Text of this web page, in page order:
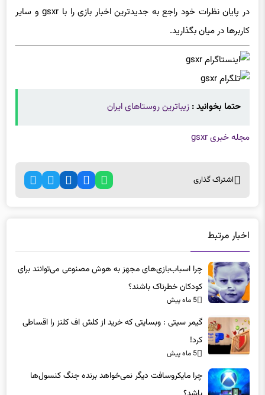
کاربرها در میان بگذارید.
حتما بخوانید :
چرا اسباب‌بازی‌های مجهز به هوش مصنوعی می‌توانند برای
کودکان خطرناک باشند؟
گیمر سیتی : وبسایتی که خرید از کلش اف کلنز را اقساطی
کرد!
چرا مایکروسافت دیگر نمی‌خواهد برنده جنگ کنسول‌ها
باشد؟
5 ماه پیش